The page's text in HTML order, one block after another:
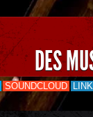
DES
SOUNDCLOUD